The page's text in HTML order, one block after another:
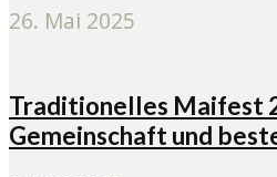
26. Mai 2025
Traditionelles Maifest
Gemeinschaft und